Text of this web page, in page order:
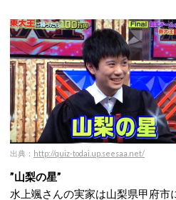
出典： http://quiz-todai.up.seesaa.net/
”山梨の星”
水上颯さんの実家は山梨県甲府市